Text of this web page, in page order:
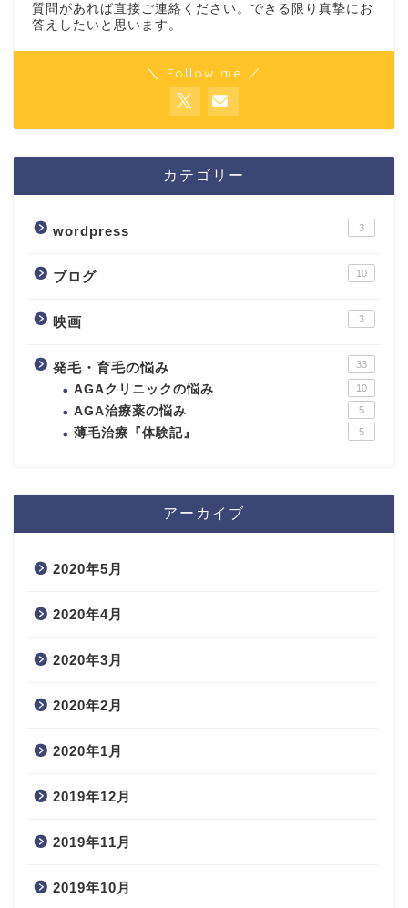
質問があれば直接ご連絡ください。できる限り真摯にお
答えしたいと思います。
＼ Follow me ／
カテゴリー
wordpress 3
ブログ 10
映画 3
発毛・育毛の悩み 33
AGAクリニックの悩み 10
AGA治療薬の悩み 5
薄毛治療『体験記』 5
アーカイブ
2020年5月
2020年4月
2020年3月
2020年2月
2020年1月
2019年12月
2019年11月
2019年10月